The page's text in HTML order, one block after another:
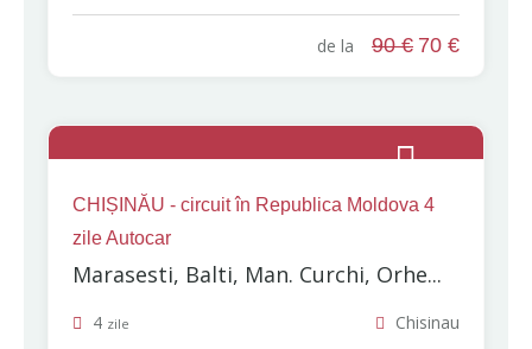
de la 90 € 70 €
CHIȘINĂU - circuit în Republica Moldova 4
zile Autocar
Marasesti, Balti, Man. Curchi, Orhe...
4 zile Chisinau